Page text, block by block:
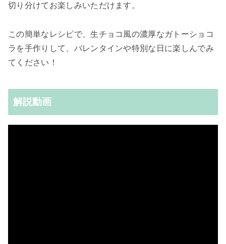
切り分けてお楽しみいただけます。
この簡単なレシピで、生チョコ風の濃厚なガトーショコ
ラを手作りして、バレンタインや特別な日に楽しんでみ
てください！
解説動画